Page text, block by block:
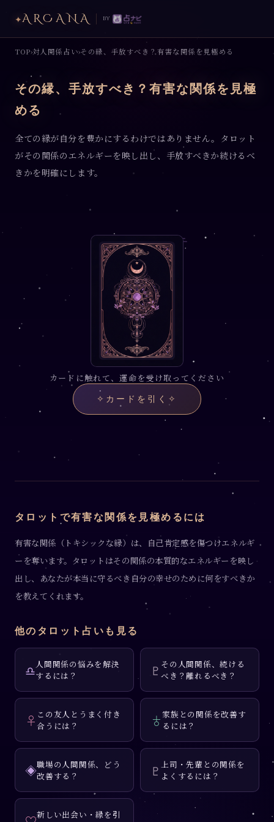
✦ARCANA by
TOP›対人関係占い›その縁、手放すべき？有害な関係を見極める
その縁、手放すべき？有害な関係を見極
める
全ての縁が自分を豊かにするわけではありません。タロット
がその関係のエネルギーを映し出し、手放すべきか続けるべ
きかを明確にします。
カードに触れて、運命を受け取ってください
✧ カードを引く ✧
タロットで有害な関係を見極めるには
有害な関係（トキシックな縁）は、自己肯定感を傷つけエネルギ
ーを奪います。タロットはその関係の本質的なエネルギーを映し
出し、あなたが本当に守るべき自分の幸せのために何をすべきか
を教えてくれます。
他のタロット占いも見る
♎人間関係の悩みを解決
するには？
♇ その人間関係、続ける
べき？離れるべき？
♀ この友人とうまく付き
合うには？
♁家族との関係を改善す
るには？
◈職場の人間関係、どう
改善する？
♇ 上司・先輩との関係を
よくするには？
新しい出会い・縁を引